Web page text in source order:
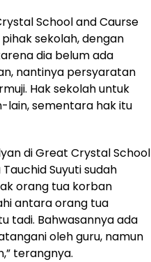
School and Caurse
sekolah, dengan
dia belum ada
nantinya persyaratan
Hak sekolah untuk
lain, sementara hak itu
di Great Crystal School
Suyuti sudah
orang tua korban
antara orang tua
tadi. Bahwasannya ada
oleh guru, namun
terangnya.